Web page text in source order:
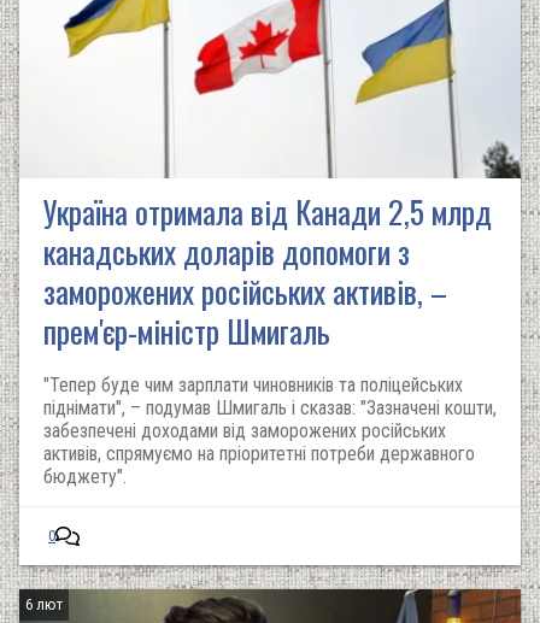
Україна отримала від Канади 2,5 млрд
канадських доларів допомоги з
заморожених російських активів, –
прем'єр-міністр Шмигаль
"Тепер буде чим зарплати чиновників та поліцейських
піднімати", – подумав Шмигаль і сказав: "Зазначені кошти,
забезпечені доходами від заморожених російських
активів, спрямуємо на пріоритетні потреби державного
бюджету".
0
6 лют